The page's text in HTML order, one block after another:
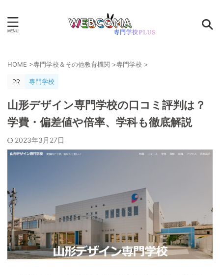
HOME >専門学校＆その他教育機関 >専門学校 >
専門学校
山形デザイン専門学校の口コミ評判は？
学費・偏差値や倍率、学科も徹底解説
2023年3月27日